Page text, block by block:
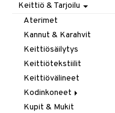
Keittiö & Tarjoilu
Aterimet
Kannut & Karahvit
Keittiösäilytys
Keittiötekstiilit
Keittiövälineet
Kodinkoneet
Kahvi, Tee & Espresso
Kupit & Mukit